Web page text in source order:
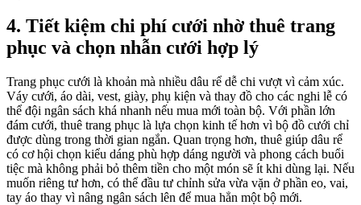
4. Tiết kiệm chi phí cưới nhờ thuê trang
phục và chọn nhẫn cưới hợp lý
Trang phục cưới là khoản mà nhiều dâu rể dễ chi vượt vì cảm xúc.
Váy cưới, áo dài, vest, giày, phụ kiện và thay đồ cho các nghi lễ có
thể đội ngân sách khá nhanh nếu mua mới toàn bộ. Với phần lớn
đám cưới, thuê trang phục là lựa chọn kinh tế hơn vì bộ đồ cưới chỉ
được dùng trong thời gian ngắn. Quan trọng hơn, thuê giúp dâu rể
có cơ hội chọn kiểu dáng phù hợp dáng người và phong cách buổi
tiệc mà không phải bỏ thêm tiền cho một món sẽ ít khi dùng lại. Nếu
muốn riêng tư hơn, có thể đầu tư chỉnh sửa vừa vặn ở phần eo, vai,
tay áo thay vì nâng ngân sách lên để mua hẳn một bộ mới.